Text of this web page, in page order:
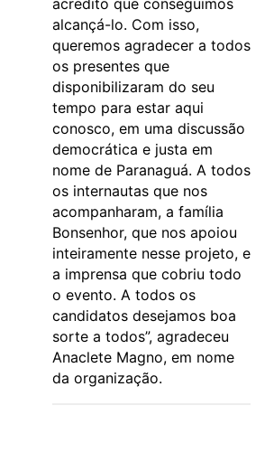
alcançá-lo. Com isso,
queremos agradecer a todos
os presentes que
disponibilizaram do seu
tempo para estar aqui
conosco, em uma discussão
democrática e justa em
nome de Paranaguá. A todos
os internautas que nos
acompanharam, a família
Bonsenhor, que nos apoiou
inteiramente nesse projeto, e
a imprensa que cobriu todo
o evento. A todos os
candidatos desejamos boa
sorte a todos”, agradeceu
Anaclete Magno, em nome
da organização.